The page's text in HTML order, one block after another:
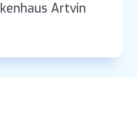
Artvin